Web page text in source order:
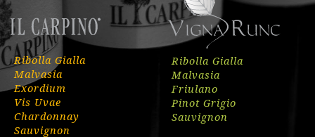
Ribolla Gialla
Malvasia
Exordium
Vis Uvae
Chardonnay
Sauvignon
Ribolla Gialla
Malvasia
Friulano
Pinot Grigio
Sauvignon